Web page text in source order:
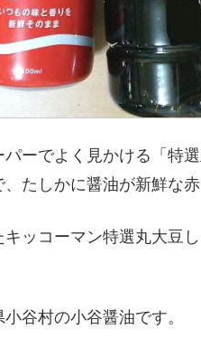
ーでよく見かける「特選
たしかに醤油が新鮮な赤
ッコーマン特選丸大豆
谷村の小谷醤油です。